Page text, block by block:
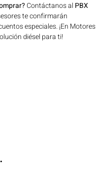
Contáctanos al PBX
te confirmarán
especiales. ¡En Motores
diésel para ti!